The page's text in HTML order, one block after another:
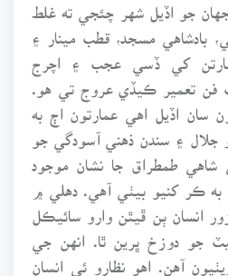
جو اڏيل شهر چئجي ته غلط
بادشاهي مسجد، قطب مينار ۽
کي ڏسي عجب ۽ اچرج
فن تعمير ڪيڏي عروج تي هو.
سان اڏيل اهي عمارتون اڄ به
جلال ۽ سندن ذهني آسودگي جو
شاهي طمطراق جا نشان موجود
به ڪر کنيو بيٺي آهي. دهلي ۾
انسان ٻن ڦيٿن وارو سائيڪل
جو دوزخ ڀرين ٿا. انهن جي
آهن. اهو نظارو ئي انسان